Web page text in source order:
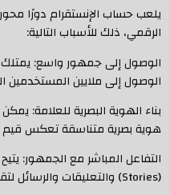
يلعب حساب الإنستقرام دورًا
الرقمي، ذلك للأسباب التالية:
الوصول إلى جمهور واسع: يمتلك
الوصول إلى ملايين المستخدمين
بناء الهوية البصرية للعلامة:
هوية بصرية متناسقة تعكس قيم
التفاعل المباشر مع الجمهور:
(Stories) والتعليقات والرسائل لتقوية العلاقة مع المتابعين.